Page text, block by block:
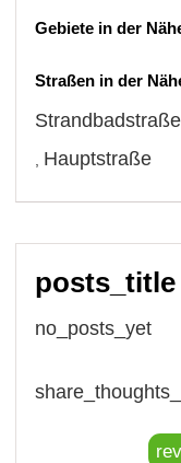
Gebiete in der
Straßen in der
Strandbadstraße
Hauptstraße
posts_title
no_posts_yet